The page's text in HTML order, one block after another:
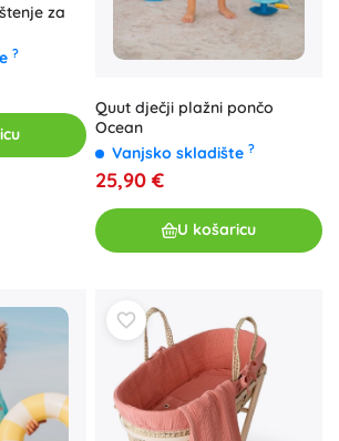
za
?
Quut dječji plažni pončo
Ocean
Vanjsko skladište ?
25,90 €
U košaricu